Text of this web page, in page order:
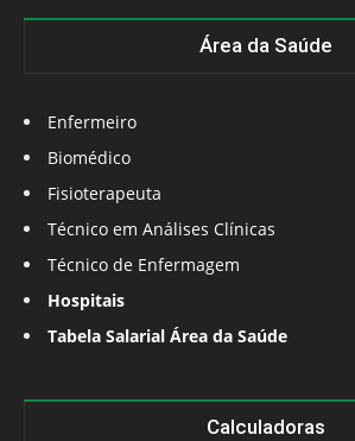
Área da Saúde
Enfermeiro
Biomédico
Fisioterapeuta
Técnico em Análises Clínicas
Técnico de Enfermagem
Hospitais
Tabela Salarial Área da Saúde
Calculadoras